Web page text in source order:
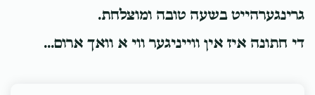
גרינגערהייט בשעה טובה ומוצלחת.
די חתונה איז אין ווייניגער ווי א וואך ארום...